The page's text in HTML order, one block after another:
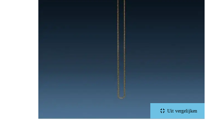
Uit vergelijken